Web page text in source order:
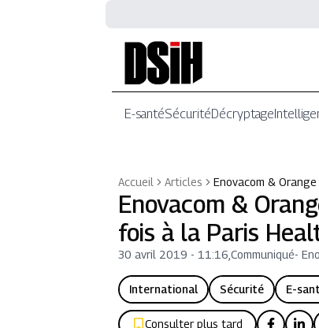
E-santéSécuritéDécryptage
Accueil
Articles Enovacom &
Enovacom &
fois à la Paris
30 avril 2019 - 11:16 ,Communiqué-
International Sécurité E-
Consulter plus tard